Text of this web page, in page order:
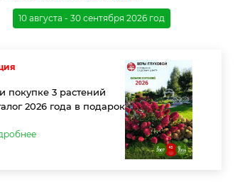
10 августа - 30 сентября 2026 год
покупке 3 растений
2026 года в подарок